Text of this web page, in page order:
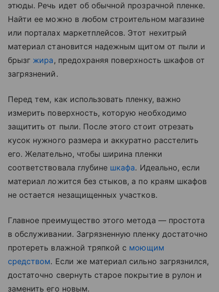
этюды. Речь идет об обычной прозрачной пленке.
Найти ее можно в любом строительном магазине
или порталах маркетплейсов. Этот нехитрый
материал становится надежным щитом от пыли и
брызг жира, предохраняя поверхность шкафов от
загрязнений.
Перед тем, как использовать пленку, важно
измерить поверхность, которую необходимо
защитить от пыли. После этого стоит отрезать
кусок нужного размера и аккуратно расстелить
его. Желательно, чтобы ширина пленки
соответствовала глубине шкафа. Идеально, если
материал ложится без стыков, а по краям шкафов
не остается незащищенных участков.
Главное преимущество этого метода — простота
в обслуживании. Загрязненную пленку достаточно
протереть влажной тряпкой с моющим
средством. Если же материал сильно загрязнился,
достаточно свернуть старое покрытие в рулон и
заменить его новым.